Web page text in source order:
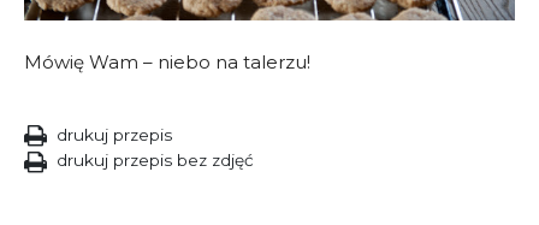
Mówię Wam – niebo na talerzu!
drukuj przepis
drukuj przepis bez zdjęć